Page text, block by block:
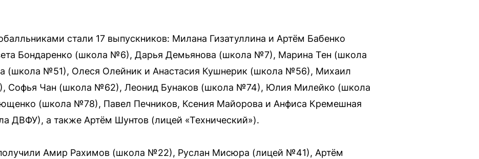
стали 17 выпускников: Милана Гизатуллина и Артём Бабенко
Бондаренко (школа №6), Дарья Демьянова (школа №7), Марина Тен (школа
(школа №51), Олеся Олейник и Анастасия Кушнерик (школа №56), Михаил
Софья Чан (школа №62), Леонид Бунаков (школа №74), Юлия Милейко (школа
(школа №78), Павел Печников, Ксения Майорова и Анфиса Кремешная
ДВФУ), а также Артём Шунтов (лицей «Технический»).
Амир Рахимов (школа №22), Руслан Мисюра (лицей №41), Артём